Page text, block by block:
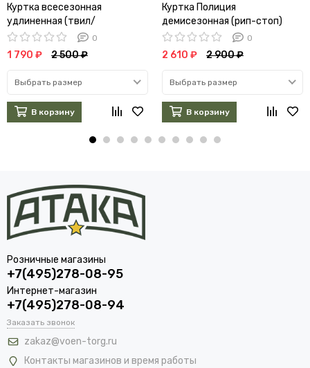
Куртка всесезонная
удлиненная (твил/
файбертек)
0
1 790 ₽ 2 500 ₽
Выбрать размер
В корзину
Куртка Полиция
демисезонная (рип-стоп)
0
2 610 ₽ 2 900 ₽
Выбрать размер
В корзину
Розничные магазины
+7(495)278-08-95
Интернет-магазин
+7(495)278-08-94
Заказать звонок
zakaz@voen-torg.ru
Контакты магазинов и время работы